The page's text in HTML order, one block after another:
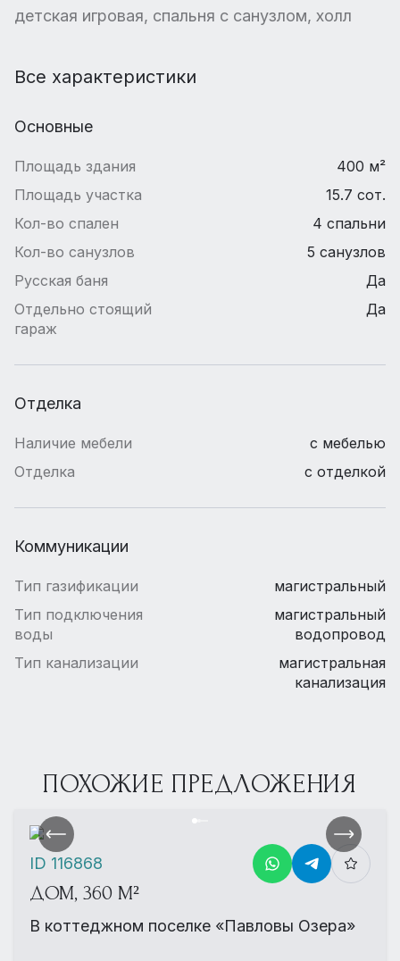
детская игровая, спальня с санузлом, холл
Все характеристики
Основные
Площадь здания
400 м²
Площадь участка
15.7 сот.
Кол-во спален
4 спальни
Кол-во санузлов
5 санузлов
Русская баня
Да
Отдельно стоящий
гараж
Да
Отделка
Наличие мебели
с мебелью
Отделка
с отделкой
Коммуникации
Тип газификации
магистральный
Тип подключения
воды
магистральный
водопровод
Тип канализации
магистральная
канализация
ПОХОЖИЕ ПРЕДЛОЖЕНИЯ
ДОМ, 360 М²
В коттеджном поселке «Павловы Озера»
ID 116868